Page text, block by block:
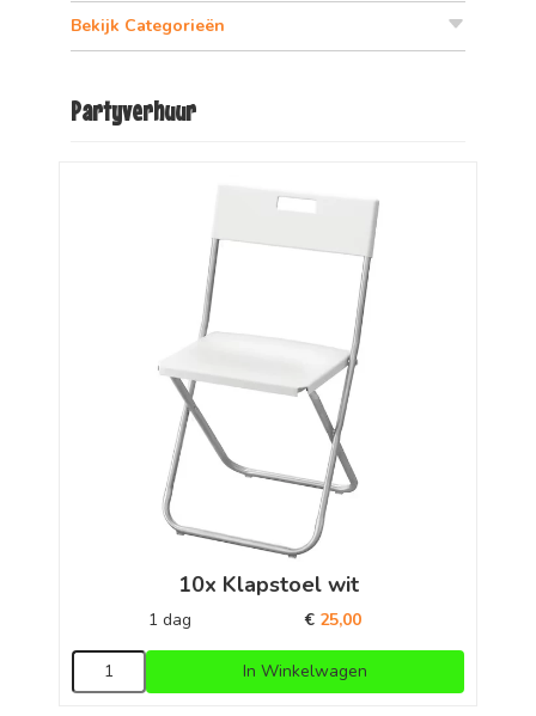
Bekijk Categorieën
Partyverhuur
10x Klapstoel wit
1 dag € 25,00
In Winkelwagen